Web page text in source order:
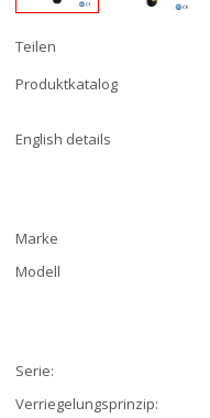
Teilen
Produktkatalog
English details
Marke
Modell
Serie:
Verriegelungsprinzip: